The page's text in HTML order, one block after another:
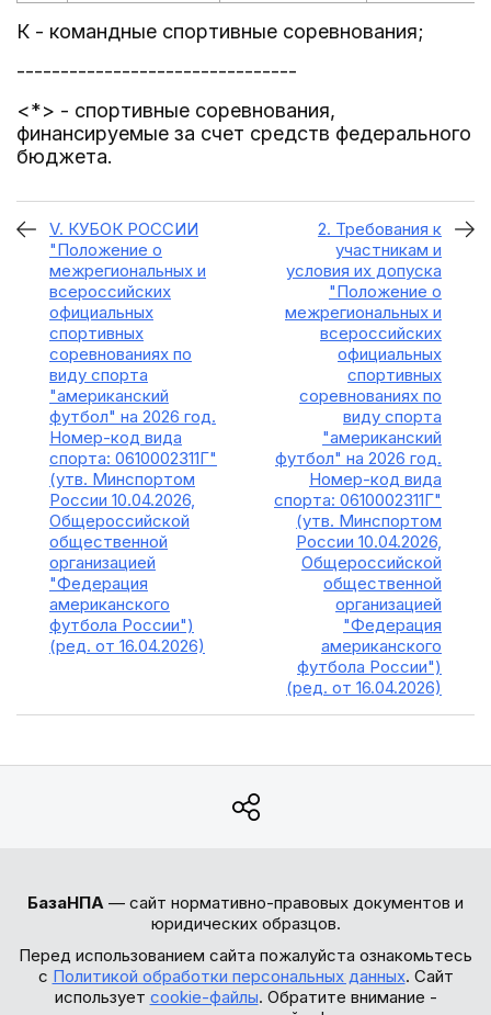
К - командные спортивные соревнования;
--------------------------------
<*> - спортивные соревнования,
финансируемые за счет средств федерального
бюджета.
V. КУБОК РОССИИ
"Положение о
межрегиональных и
всероссийских
официальных
спортивных
соревнованиях по
виду спорта
"американский
футбол" на 2026 год.
Номер-код вида
спорта: 0610002311Г"
(утв. Минспортом
России 10.04.2026,
Общероссийской
общественной
организацией
"Федерация
американского
футбола России")
(ред. от 16.04.2026)
2. Требования к
участникам и
условия их допуска
"Положение о
межрегиональных и
всероссийских
официальных
спортивных
соревнованиях по
виду спорта
"американский
футбол" на 2026 год.
Номер-код вида
спорта: 0610002311Г"
(утв. Минспортом
России 10.04.2026,
Общероссийской
общественной
организацией
"Федерация
американского
футбола России")
(ред. от 16.04.2026)
БазаНПА — сайт нормативно-правовых документов и
юридических образцов.
Перед использованием сайта пожалуйста ознакомьтесь
с Политикой обработки персональных данных. Сайт
использует cookie-файлы. Обратите внимание -